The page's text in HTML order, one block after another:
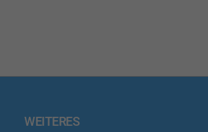
WEITERES